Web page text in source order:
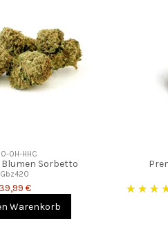
OH-HHC
Blumen Sorbetto
Gbz420
39,99 €
Warenkorb